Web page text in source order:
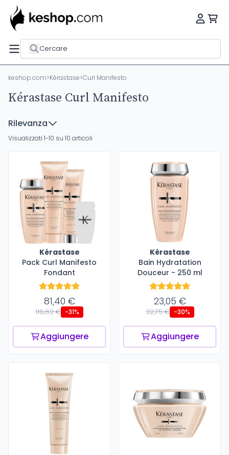
Cercare
keshop.com>Kérastase>Curl Manifesto
Kérastase Curl Manifesto
Rilevanza
Visualizzati 1-10 su 10 articoli
Kérastase
Pack Curl Manifesto
Fondant
81,40 €
118,62 € -31%
Aggiungere
Kérastase
Bain Hydratation
Douceur - 250 ml
23,05 €
32,75 € -30%
Aggiungere